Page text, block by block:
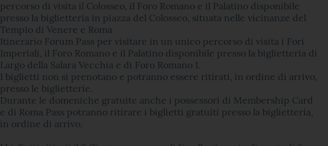
percorso di visita il Colosseo, il Foro Romano e il Palatino disponibile
presso la biglietteria in piazza del Colosseo, situata nelle vicinanze del
Tempio di Venere e Roma
Itinerario Forum Pass per visitare in un unico percorso di visita i Fori
Imperiali, il Foro Romano e il Palatino disponibile presso la biglietteria di
Largo della Salara Vecchia e di Foro Romano 1.
I biglietti non si prenotano e potranno essere ritirati, in ordine di arrivo,
presso le biglietterie.
Durante le domeniche gratuite anche i possessori di Membership Card
e di Roma Pass potranno ritirare i biglietti gratuiti presso la biglietteria,
in ordine di arrivo.